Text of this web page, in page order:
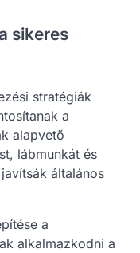
sikeres
stratégiák
a
alapvető
lábmunkát és
általános
a
alkalmazkodni a